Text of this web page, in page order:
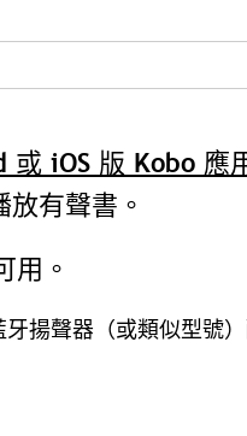
或 iOS 版 Kobo 應
有聲書。
用。
揚聲器（或類似型號